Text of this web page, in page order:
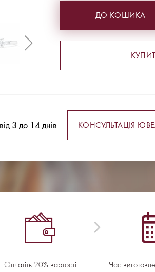
ДО КОШИКА
3 до 14 днів КОНСУЛЬТАЦІЯ
Оплатіть 20% вартості
Час